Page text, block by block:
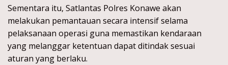
Sementara itu, Satlantas Polres Konawe akan
melakukan pemantauan secara intensif selama
pelaksanaan operasi guna memastikan kendaraan
yang melanggar ketentuan dapat ditindak sesuai
aturan yang berlaku.